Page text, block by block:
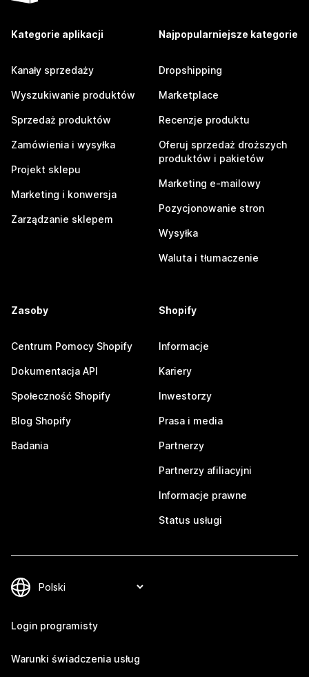
Kategorie aplikacji
Kanały sprzedaży
Wyszukiwanie produktów
Sprzedaż produktów
Zamówienia i wysyłka
Projekt sklepu
Marketing i konwersja
Zarządzanie sklepem
Najpopularniejsze kategorie
Dropshipping
Marketplace
Recenzje produktu
Oferuj sprzedaż droższych
produktów i pakietów
Marketing e-mailowy
Pozycjonowanie stron
Wysyłka
Waluta i tłumaczenie
Zasoby
Centrum Pomocy Shopify
Dokumentacja API
Społeczność Shopify
Blog Shopify
Badania
Shopify
Informacje
Kariery
Inwestorzy
Prasa i media
Partnerzy
Partnerzy afiliacyjni
Informacje prawne
Status usługi
Login programisty
Warunki świadczenia usług